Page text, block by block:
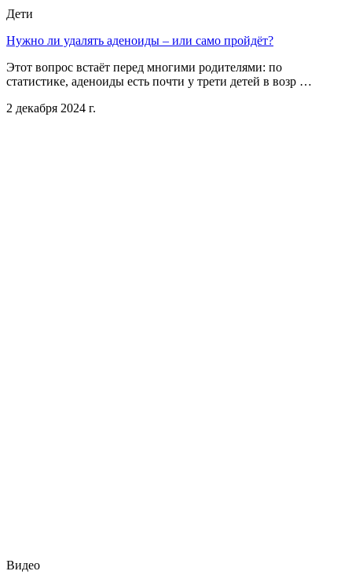
Дети
Нужно ли удалять аденоиды – или само пройдёт?
Этот вопрос встаёт перед многими родителями: по
статистике, аденоиды есть почти у трети детей в возр …
2 декабря 2024 г.
Видео